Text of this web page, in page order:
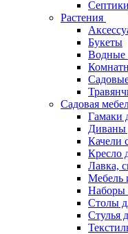
Растения
Букеты
Водные
Садовая
Гамаки
Диваны
Качели
Кресло
Лавка,
Мебель
Наборы
Столы
Стулья